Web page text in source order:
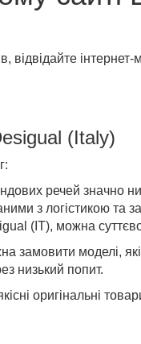
відвідайте інтернет-
(Italy)
речей значно
з логістикою та
(IT), можна
замовити моделі,
низький попит.
оригінальні